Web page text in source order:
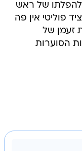
להפלתו של ראש
פוליטי אין פה
זעמן של
הסוערות